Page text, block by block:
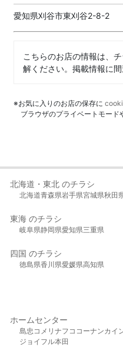
愛知県刈谷市東刈谷2-8-2
こちらのお店の情報は、
解ください。掲載情報に
※お気に入りのお店の保存に
ブラウザのプライベートモード
北海道・東北 のチラシ
北海道青森県岩手県宮城県秋田
東海 のチラシ
岐阜県静岡県愛知県三重県
四国 のチラシ
徳島県香川県愛媛県高知県
ホームセンター
島忠 コメリ ナフコ コーナンカイ
ジョイフル本田